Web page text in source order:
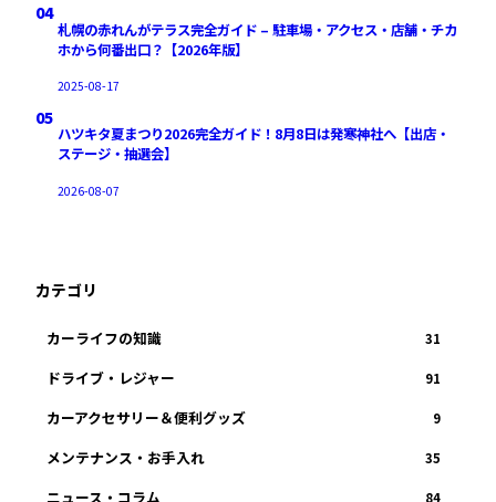
04
札幌の赤れんがテラス完全ガイド – 駐車場・アクセス・店舗・チカ
ホから何番出口？【2026年版】
2025-08-17
05
ハツキタ夏まつり2026完全ガイド！8月8日は発寒神社へ【出店・
ステージ・抽選会】
2026-08-07
カテゴリ
カーライフの知識 31
ドライブ・レジャー 91
カーアクセサリー＆便利グッズ 9
メンテナンス・お手入れ 35
ニュース・コラム 84